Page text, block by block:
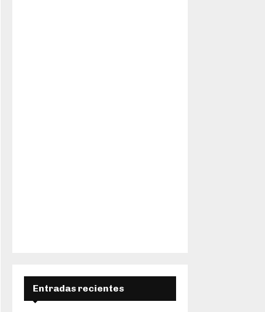
Entradas recientes